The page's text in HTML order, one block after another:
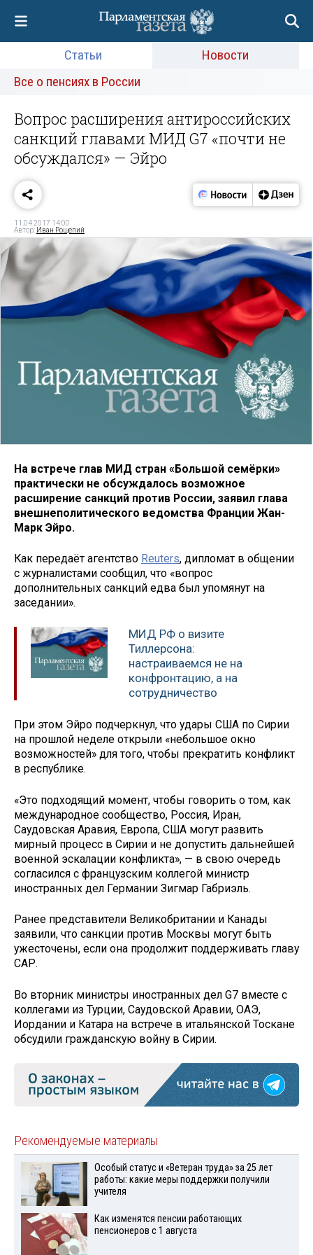
Статьи
Новости
Все о пенсиях в России
Вопрос расширения антироссийских
санкций главами МИД G7 «почти не
обсуждался» — Эйро
11.04.2017 14:00
Автор: Иван Рощепий
На встрече глав МИД стран «Большой семёрки»
практически не обсуждалось возможное
расширение санкций против России, заявил глава
внешнеполитического ведомства Франции Жан-
Марк Эйро.
Как передаёт агентство Reuters, дипломат в общении
с журналистами сообщил, что «вопрос
дополнительных санкций едва был упомянут на
заседании».
МИД РФ о визите
Тиллерсона:
настраиваемся не на
конфронтацию, а на
сотрудничество
При этом Эйро подчеркнул, что удары США по Сирии
на прошлой неделе открыли «небольшое окно
возможностей» для того, чтобы прекратить конфликт
в республике.
«Это подходящий момент, чтобы говорить о том, как
международное сообщество, Россия, Иран,
Саудовская Аравия, Европа, США могут развить
мирный процесс в Сирии и не допустить дальнейшей
военной эскалации конфликта», — в свою очередь
согласился с французским коллегой министр
иностранных дел Германии Зигмар Габриэль.
Ранее представители Великобритании и Канады
заявили, что санкции против Москвы могут быть
ужесточены, если она продолжит поддерживать главу
САР.
Во вторник министры иностранных дел G7 вместе с
коллегами из Турции, Саудовской Аравии, ОАЭ,
Иордании и Катара на встрече в итальянской Тоскане
обсудили гражданскую войну в Сирии.
Рекомендуемые материалы
Особый статус и «Ветеран труда» за 25 лет
работы: какие меры поддержки получили
учителя
Как изменятся пенсии работающих
пенсионеров с 1 августа